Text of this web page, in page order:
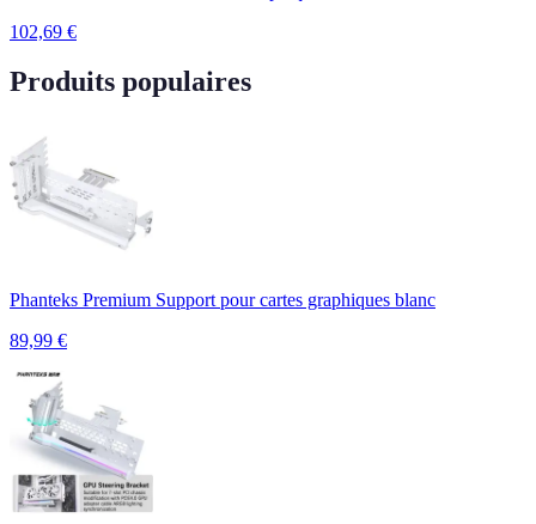
102,69 €
Produits populaires
Phanteks Premium Support pour cartes graphiques blanc
89,99 €